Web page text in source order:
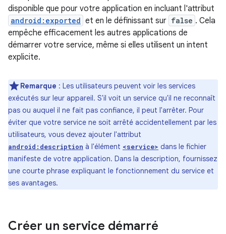
disponible que pour votre application en incluant l'attribut
android:exported et en le définissant sur false . Cela
empêche efficacement les autres applications de
démarrer votre service, même si elles utilisent un intent
explicite.
Remarque : Les utilisateurs peuvent voir les services
exécutés sur leur appareil. S'il voit un service qu'il ne reconnaît
pas ou auquel il ne fait pas confiance, il peut l'arrêter. Pour
éviter que votre service ne soit arrêté accidentellement par les
utilisateurs, vous devez ajouter l'attribut
android:description à l'élément <service> dans le fichier
manifeste de votre application. Dans la description, fournissez
une courte phrase expliquant le fonctionnement du service et
ses avantages.
Créer un service démarré